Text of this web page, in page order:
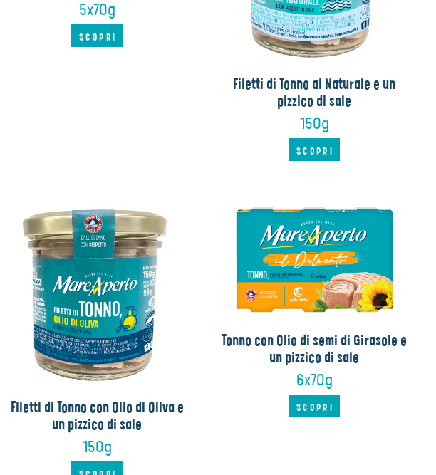
5x70g
SCOPRI
Filetti di Tonno al Naturale e un
pizzico di sale
150g
SCOPRI
Filetti di Tonno con Olio di Oliva e
un pizzico di sale
150g
Tonno con Olio di semi di Girasole e
un pizzico di sale
6x70g
SCOPRI